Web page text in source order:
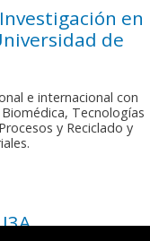
en
de
e internacional con
Tecnologías
y Reciclado y